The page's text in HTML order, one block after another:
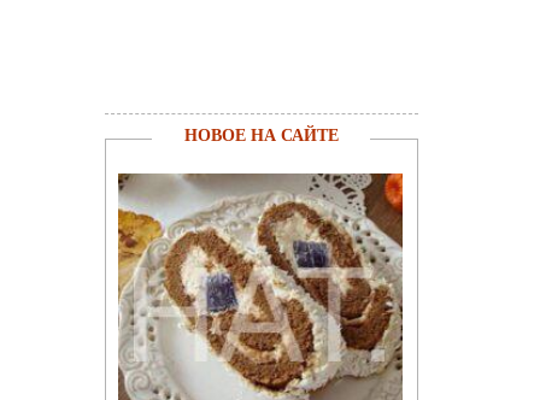
НОВОЕ НА САЙТЕ